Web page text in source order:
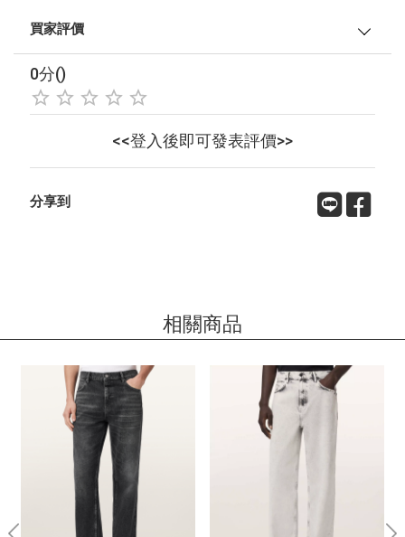
買家評價
0分()
<<登入後即可發表評價>>
分享到
相關商品